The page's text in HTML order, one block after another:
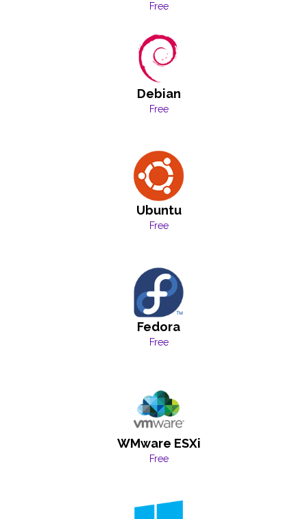
Free
Debian
Free
Ubuntu
Free
Fedora
Free
WMware ESXi
Free